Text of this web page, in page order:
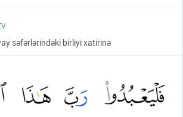
səfərlərindəki birliyi xatirinə